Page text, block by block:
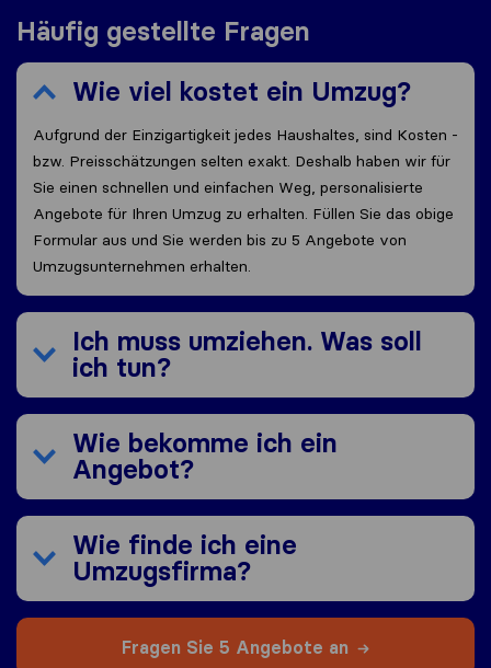
Häufig gestellte Fragen
Wie viel kostet ein Umzug?
Aufgrund der Einzigartigkeit jedes Haushaltes, sind Kosten -
bzw. Preisschätzungen selten exakt. Deshalb haben wir für
Sie einen schnellen und einfachen Weg, personalisierte
Angebote für Ihren Umzug zu erhalten. Füllen Sie das obige
Formular aus und Sie werden bis zu 5 Angebote von
Umzugsunternehmen erhalten.
Ich muss umziehen. Was soll
ich tun?
Wie bekomme ich ein
Angebot?
Wie finde ich eine
Umzugsfirma?
Fragen Sie 5 Angebote an